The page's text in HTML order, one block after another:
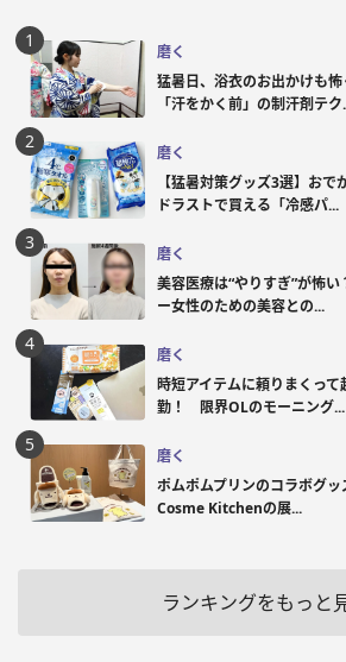
磨く
猛暑日、浴衣のお出かけも
「汗をかく前」の制汗剤テク
磨く
【猛暑対策グッズ3選】おで
ドラストで買える「冷感パ...
磨く
美容医療は“やりすぎ”が怖
ー女性のための美容との...
磨く
時短アイテムに頼りまくっ
勤！ 限界OLのモーニング...
磨く
ポムポムプリンのコラボグ
Cosme Kitchenの展...
ランキングをもっと